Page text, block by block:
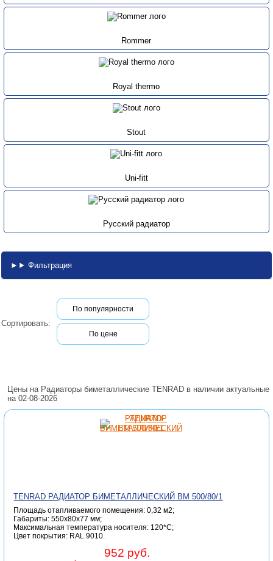
Rommer
Royal thermo
Stout
Uni-fitt
Русский радиатор
Фильтрация
Сортировать:
По популярности
По цене
Цены на Радиаторы биметаллические TENRAD в наличии актуальные
на 02-08-2026
TENRAD РАДИАТОР БИМЕТАЛЛИЧЕСКИЙ ВМ 500/80/1
Площадь отапливаемого помещения: 0,32 м2;
Габариты: 550х80х77 мм;
Максимальная температура носителя: 120*C;
Цвет покрытия: RAL 9010.
952 руб.